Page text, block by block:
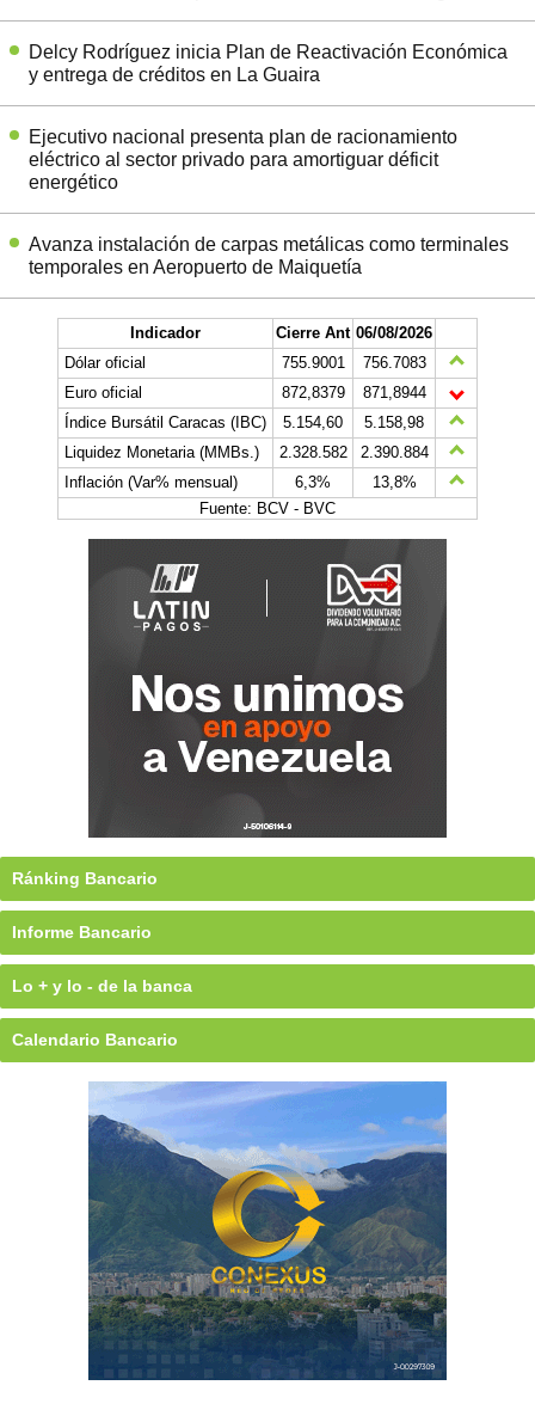
Delcy Rodríguez inicia Plan de Reactivación Económica
y entrega de créditos en La Guaira
Ejecutivo nacional presenta plan de racionamiento
eléctrico al sector privado para amortiguar déficit
energético
Avanza instalación de carpas metálicas como terminales
temporales en Aeropuerto de Maiquetía
Indicador Cierre Ant 06/08/2026
Dólar oficial
755.9001
756.7083
Euro oficial
872,8379
871,8944
Índice Bursátil Caracas (IBC)
5.154,60
5.158,98
Liquidez Monetaria (MMBs.)
2.328.582
2.390.884
Inflación (Var% mensual)
6,3%
13,8%
Fuente: BCV - BVC
Ránking Bancario
Informe Bancario
Lo + y lo - de la banca
Calendario Bancario